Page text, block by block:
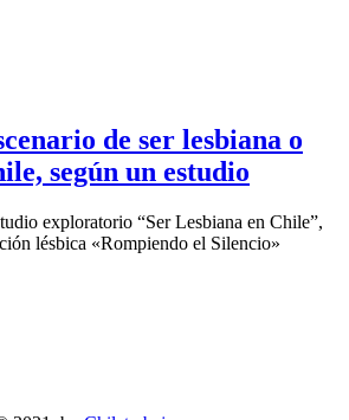
de ser lesbiana o
según un estudio
exploratorio “Ser Lesbiana en Chile”,
lésbica «Rompiendo el Silencio»